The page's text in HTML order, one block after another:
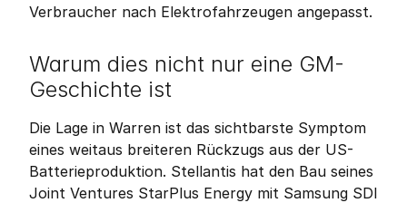
Verbraucher nach Elektrofahrzeugen angepasst.
Warum dies nicht nur eine GM-
Geschichte ist
Die Lage in Warren ist das sichtbarste Symptom
eines weitaus breiteren Rückzugs aus der US-
Batterieproduktion. Stellantis hat den Bau seines
Joint Ventures StarPlus Energy mit Samsung SDI